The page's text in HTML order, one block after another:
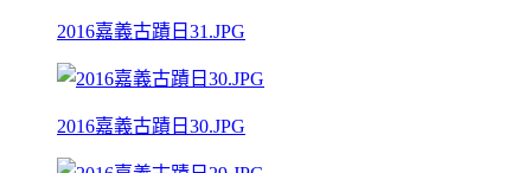
2016嘉義古蹟日31.JPG
2016嘉義古蹟日30.JPG